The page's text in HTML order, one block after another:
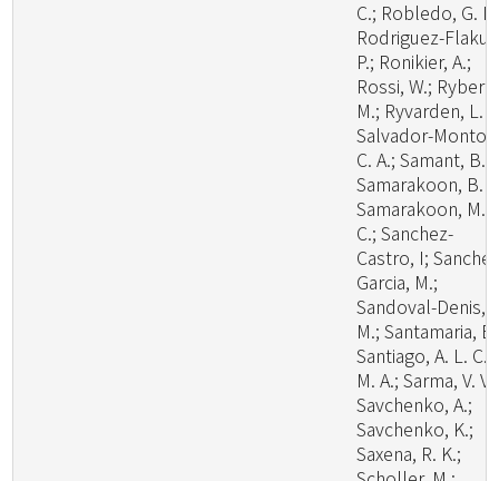
C.; Robledo, G.
Rodriguez-
P.; Ronikier, A.;
Rossi, W.; Ryberg,
M.; Ryvarden, L.
Salvador-
C. A.; Samant, B.;
Samarakoon, B.
Samarakoon, M.
C.; Sanchez-
Castro, I;
Garcia, M.;
Sandoval-Denis,
M.; Santamaria,
Santiago, A. L. C.
M. A.; Sarma, V. V.;
Savchenko, A.;
Savchenko, K.;
Saxena, R. K.;